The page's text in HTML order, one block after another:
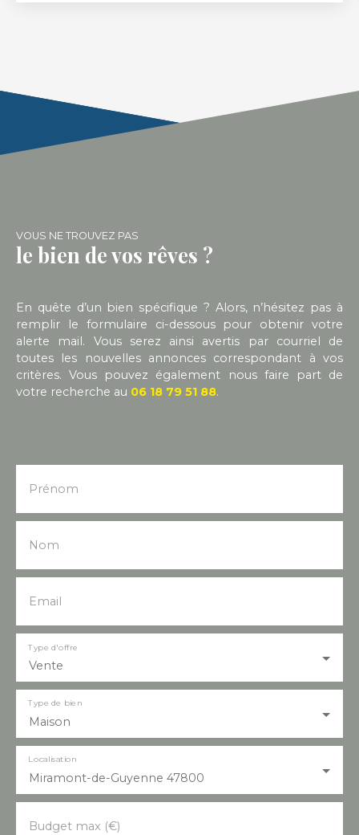
spacieuses ainsi qu'une salle de bain et WC. Grande
cave, grenier aménageable, petite annexe dans la
cour. Double vitrage PVC et volets roulants.
Cheminée ouverte dans le salon + chauffage au
est habitable immédiatement ou louable après
un minimum de rafraîchissement. DPE en cours --
----------- Transaxia immobilier presents this
large, bright living room, fitted kitchen, boiler
room/storage area. Plus: a small studio flat with
bedroom, shower room and toilet, opening onto
a courtyard, with the possibility of a separate
entrance. Upstairs are 3 spacious bedrooms as
well as a bathroom and toilet. Large cellar,
mains heating (recent boiler). Mains drainage. No
termites. Ideal for first-time buyers or rental
is ready to move into immediately or rent out
VOUS NE TROUVEZ PAS
le bien de vos rêves ?
En quête d’un bien spécifique ? Alors, n’hésitez pas à
remplir le formulaire ci-dessous pour obtenir votre
alerte mail. Vous serez ainsi avertis par courriel de
toutes les nouvelles annonces correspondant à vos
critères. Vous pouvez également nous faire part de
votre recherche au 06 18 79 51 88.
Prénom
Nom
Email
Vente
Type d'offre
Maison
Type de bien
Miramont-de-Guyenne 47800
Localisation
Budget max (€)